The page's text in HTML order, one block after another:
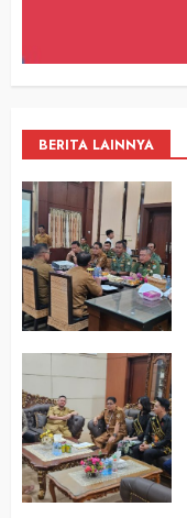
BERITA LAINNYA